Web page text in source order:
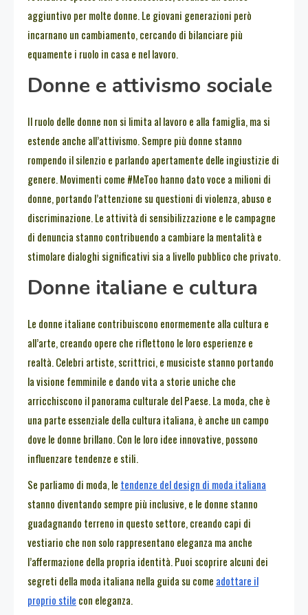
aggiuntivo per molte donne. Le giovani generazioni però
incarnano un cambiamento, cercando di bilanciare più
equamente i ruolo in casa e nel lavoro.
Donne e attivismo sociale
Il ruolo delle donne non si limita al lavoro e alla famiglia, ma si
estende anche all’attivismo. Sempre più donne stanno
rompendo il silenzio e parlando apertamente delle ingiustizie di
genere. Movimenti come #MeToo hanno dato voce a milioni di
donne, portando l’attenzione su questioni di violenza, abuso e
discriminazione. Le attività di sensibilizzazione e le campagne
di denuncia stanno contribuendo a cambiare la mentalità e
stimolare dialoghi significativi sia a livello pubblico che privato.
Donne italiane e cultura
Le donne italiane contribuiscono enormemente alla cultura e
all’arte, creando opere che riflettono le loro esperienze e
realtà. Celebri artiste, scrittrici, e musiciste stanno portando
la visione femminile e dando vita a storie uniche che
arricchiscono il panorama culturale del Paese. La moda, che è
una parte essenziale della cultura italiana, è anche un campo
dove le donne brillano. Con le loro idee innovative, possono
influenzare tendenze e stili.
Se parliamo di moda, le tendenze del design di moda italiana
stanno diventando sempre più inclusive, e le donne stanno
guadagnando terreno in questo settore, creando capi di
vestiario che non solo rappresentano eleganza ma anche
l’affermazione della propria identità. Puoi scoprire alcuni dei
segreti della moda italiana nella guida su come adottare il
proprio stile con eleganza.